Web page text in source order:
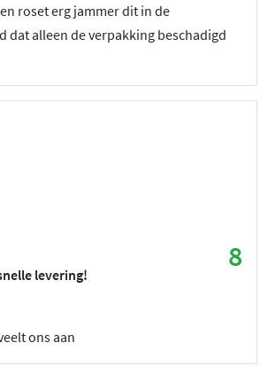
roset erg jammer dit in de
dat alleen de verpakking beschadigd
8
levering!
ons aan